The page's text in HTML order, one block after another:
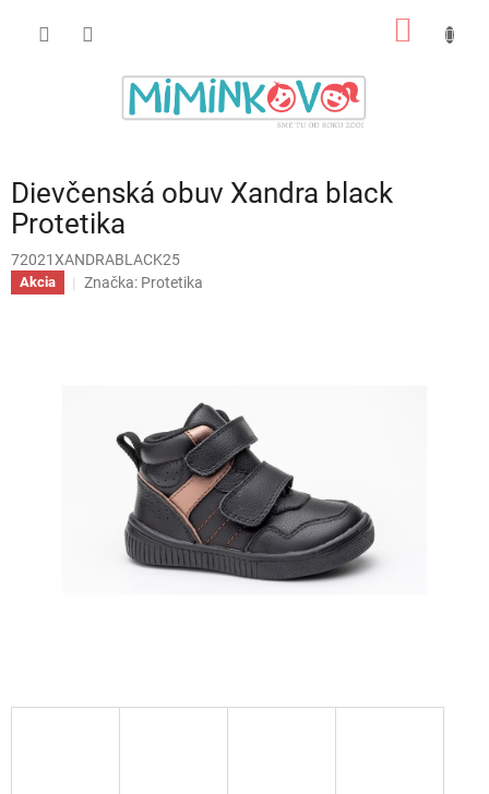
Dievčenská obuv Xandra black
Protetika
72021XANDRABLACK25
Akcia Značka: Protetika